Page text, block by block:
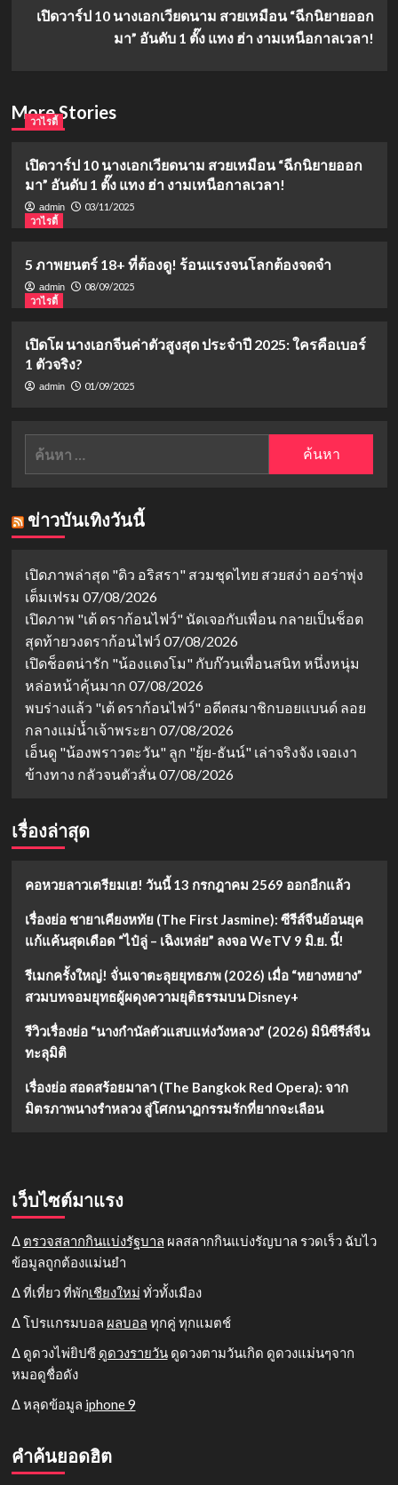
เปิดวาร์ป 10 นางเอกเวียดนาม สวยเหมือน “ฉีกนิยายออก
มา” อันดับ 1 ตั๊ง แทง ฮ่า งามเหนือกาลเวลา!
More Stories
วาไรตี้
เปิดวาร์ป 10 นางเอกเวียดนาม สวยเหมือน “ฉีกนิยายออก
มา” อันดับ 1 ตั๊ง แทง ฮ่า งามเหนือกาลเวลา!
admin
03/11/2025
วาไรตี้
5 ภาพยนตร์ 18+ ที่ต้องดู! ร้อนแรงจนโลกต้องจดจำ
admin
08/09/2025
วาไรตี้
เปิดโผ นางเอกจีนค่าตัวสูงสุด ประจำปี 2025: ใครคือเบอร์
1 ตัวจริง?
admin 01/09/2025
ค้นหา
ข่าวบันเทิงวันนี้
เปิดภาพล่าสุด "ดิว อริสรา" สวมชุดไทย สวยสง่า ออร่าพุ่ง
เต็มเฟรม 07/08/2026
เปิดภาพ "เต้ ดราก้อนไฟว์" นัดเจอกับเพื่อน กลายเป็นช็อต
สุดท้ายวงดราก้อนไฟว์ 07/08/2026
เปิดช็อตน่ารัก "น้องแตงโม" กับก๊วนเพื่อนสนิท หนึ่งหนุ่ม
หล่อหน้าคุ้นมาก 07/08/2026
พบร่างแล้ว "เต้ ดราก้อนไฟว์" อดีตสมาชิกบอยแบนด์ ลอย
กลางแม่น้ำเจ้าพระยา 07/08/2026
เอ็นดู "น้องพราวตะวัน" ลูก "ยุ้ย-ธันน์" เล่าจริงจัง เจอเงา
ข้างทาง กลัวจนตัวสั่น07/08/2026
เรื่องล่าสุด
คอหวยลาวเตรียมเฮ! วันนี้ 13 กรกฎาคม 2569 ออกอีกแล้ว
เรื่องย่อ ชายาเคียงหทัย (The First Jasmine): ซีรีส์จีนย้อนยุค
แก้แค้นสุดเดือด “ไป๋ลู่ – เฉิงเหล่ย” ลงจอ WeTV 9 มิ.ย. นี้!
รีเมกครั้งใหญ่! จั่นเจาตะลุยยุทธภพ (2026) เมื่อ “หยางหยาง”
สวมบทจอมยุทธผู้ผดุงความยุติธรรมบน Disney+
รีวิวเรื่องย่อ “นางกำนัลตัวแสบแห่งวังหลวง” (2026) มินิซีรีส์จีน
ทะลุมิติ
เรื่องย่อ สอดสร้อยมาลา (The Bangkok Red Opera): จาก
มิตรภาพนางรำหลวง สู่โศกนาฏกรรมรักที่ยากจะเลือน
เว็บไซต์มาแรง
Δ ตรวจสลากกินแบ่งรัฐบาล ผลสลากกินแบ่งรัญบาล รวดเร็ว ฉับไว
ข้อมูลถูกต้องแม่นยำ
Δ ที่เที่ยว ที่พักเชียงใหม่ ทั่วทั้งเมือง
Δ โปรแกรมบอล ผลบอล ทุกคู่ ทุกแมตช์
Δ ดูดวงไพ่ยิปซี ดูดวงรายวันดูดวงตามวันเกิด ดูดวงแม่นๆจาก
หมอดูชื่อดัง
Δ หลุดข้อมูล iphone 9
คำค้นยอดฮิต